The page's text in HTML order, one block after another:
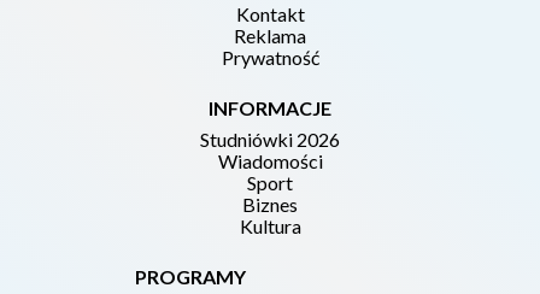
Kontakt
Reklama
Prywatność
INFORMACJE
Studniówki 2026
Wiadomości
Sport
Biznes
Kultura
PROGRAMY